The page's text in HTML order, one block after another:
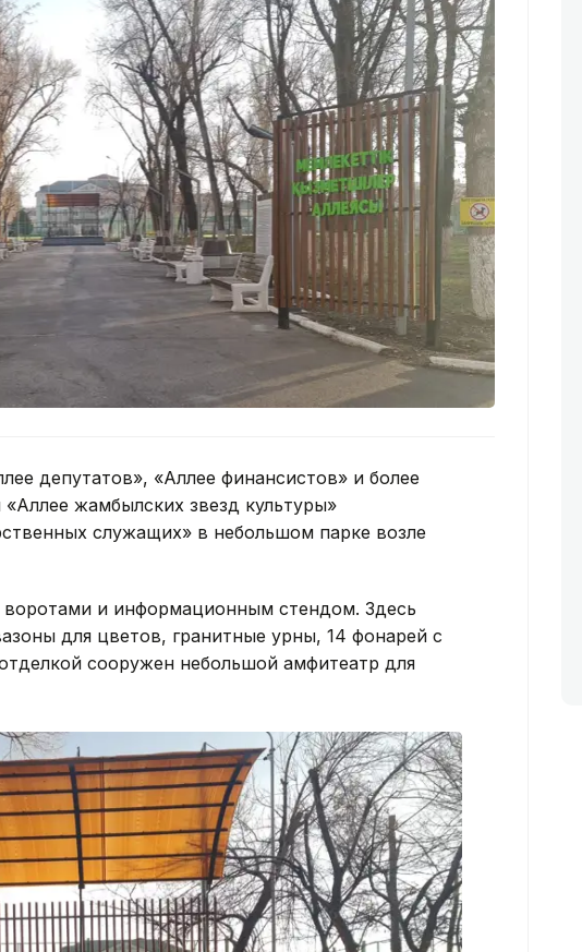
депутатов», «Аллее финансистов» и более
жамбылских звезд культуры»
служащих» в небольшом парке возле
воротами и информационным стендом. Здесь
для цветов, гранитные урны, 14 фонарей с
сооружен небольшой амфитеатр для